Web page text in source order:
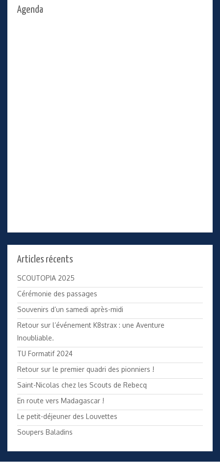
Agenda
Articles récents
SCOUTOPIA 2025
Cérémonie des passages
Souvenirs d’un samedi après-midi
Retour sur l’événement K8strax : une Aventure
Inoubliable.
TU Formatif 2024
Retour sur le premier quadri des pionniers !
Saint-Nicolas chez les Scouts de Rebecq
En route vers Madagascar !
Le petit-déjeuner des Louvettes
Soupers Baladins